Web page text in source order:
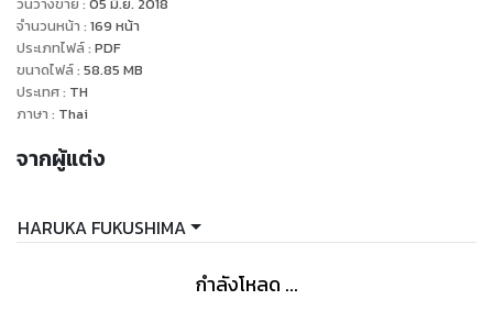
วันวางขาย : 05 มิ.ย. 2018
จำนวนหน้า : 169 หน้า
ประเภทไฟล์: PDF
ขนาดไฟล์: 58.85 MB
ประเทศ: TH
ภาษา : Thai
จากผู้แต่ง
HARUKA FUKUSHIMA
กำลังโหลด ...